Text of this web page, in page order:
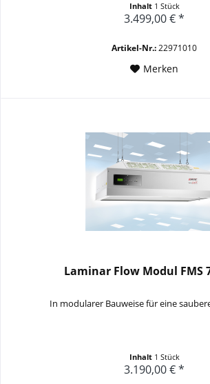
Inhalt 1 Stück
3.499,00 € *
Artikel-Nr.:22971010
Merken
Laminar Flow Modul FMS
In modularer Bauweise für eine
Inhalt 1 Stück
3.190,00 € *